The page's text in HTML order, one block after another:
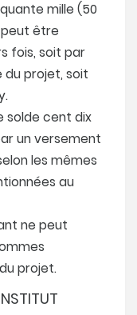
mille (50
peut être
fois, soit par
projet, soit
solde cent dix
un versement
les mêmes
au
ne peut
projet.